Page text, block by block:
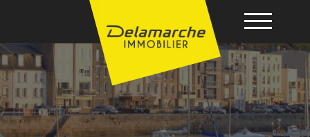
Acheter
Louer